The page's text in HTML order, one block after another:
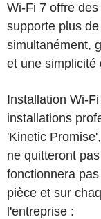
Wi-Fi 7 offre
supporte plus
simultanément,
et une simplicité
Installation Wi-
installations
'Kinetic
ne quitteront
fonctionnera
pièce et sur
l'entreprise :